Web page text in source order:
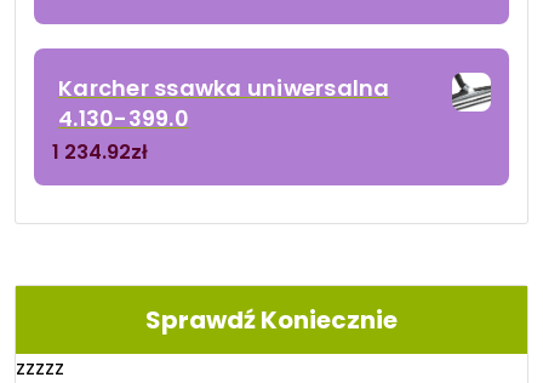
Karcher ssawka uniwersalna
4.130-399.0
1 234.92zł
Sprawdź Koniecznie
zzzzz